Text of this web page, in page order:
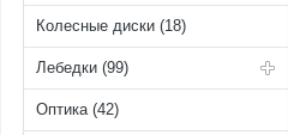
Колесные диски (18)
Лебедки (99)
Оптика (42)